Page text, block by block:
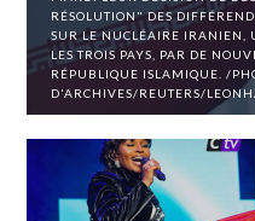
RÉSOLUTION" DES
SUR LE NUCLÉAIRE IRANIEN,
LES TROIS PAYS, PAR DE
RÉPUBLIQUE ISLAMIQUE. /
D'ARCHIVES/REUTERS/